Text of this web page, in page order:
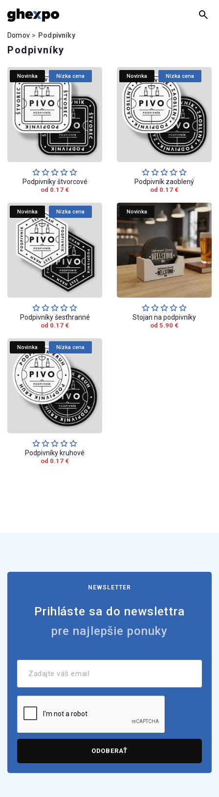
Domov Podpivníky
Podpivníky
Novinka Nízka cena
Podpivníky štvorcové
od 0.17 €
Novinka Nízka cena
Podpivník zaoblený
od 0.17 €
Novinka Nízka cena
Podpivníky šesťhranné
od 0.17 €
Novinka
Stojan na podpivníky
od 5.90 €
Novinka Nízka cena
Podpivníky kruhové
od 0.17 €
NEWSLETTER
Prihláste sa do newslettra
pre najlepšie ponuky
ODOBERAŤ